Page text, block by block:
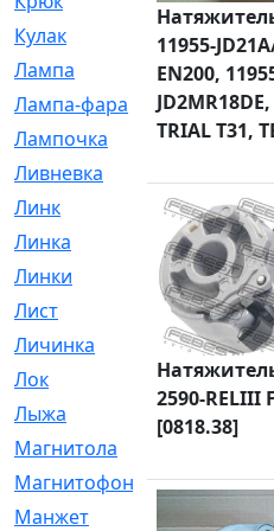
Кулак
[9]
Лампа
[128]
Лампа-фара
[4]
Лампочка
[209]
Ливневка
Линк
[3]
Линка
[64]
Линки
[913]
Лист
[144]
Личинка
[3]
Лок
[1]
Лыжа
[23]
Магнитола
Магнитофон
[1]
Манжет
[194]
11955-
EN200,
TRIAL T31,
2590-RELIII
[0818.38]